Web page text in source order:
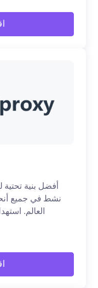
أفضل بنية تحتية
العالم.